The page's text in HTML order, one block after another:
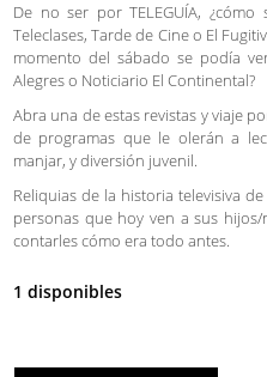
De no ser por TELEGUÍA,
Teleclases, Tarde de Cine o El
momento del sábado se podía
Alegres o Noticiario El Continental?
Abra una de estas revistas y viaje
de programas que le olerán a
manjar, y diversión juvenil.
Reliquias de la historia televisiva
personas que hoy ven a sus
contarles cómo era todo antes.
1 disponibles